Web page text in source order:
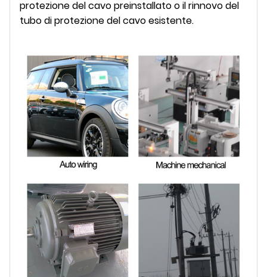
protezione del cavo preinstallato o il rinnovo del
tubo di protezione del cavo esistente.